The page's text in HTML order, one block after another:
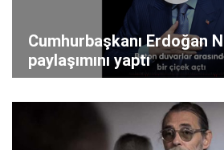
Cumhurbaşkanı Erdoğan
paylaşımını yaptı